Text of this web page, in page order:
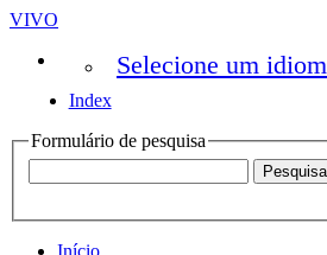
VIVO
Selecione um
Index
Formulário de pesquisa
Início